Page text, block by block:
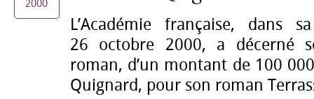
2000
L’Académie française, dans
26 octobre 2000, a décerné
roman, d’un montant de 100
Quignard, pour son roman